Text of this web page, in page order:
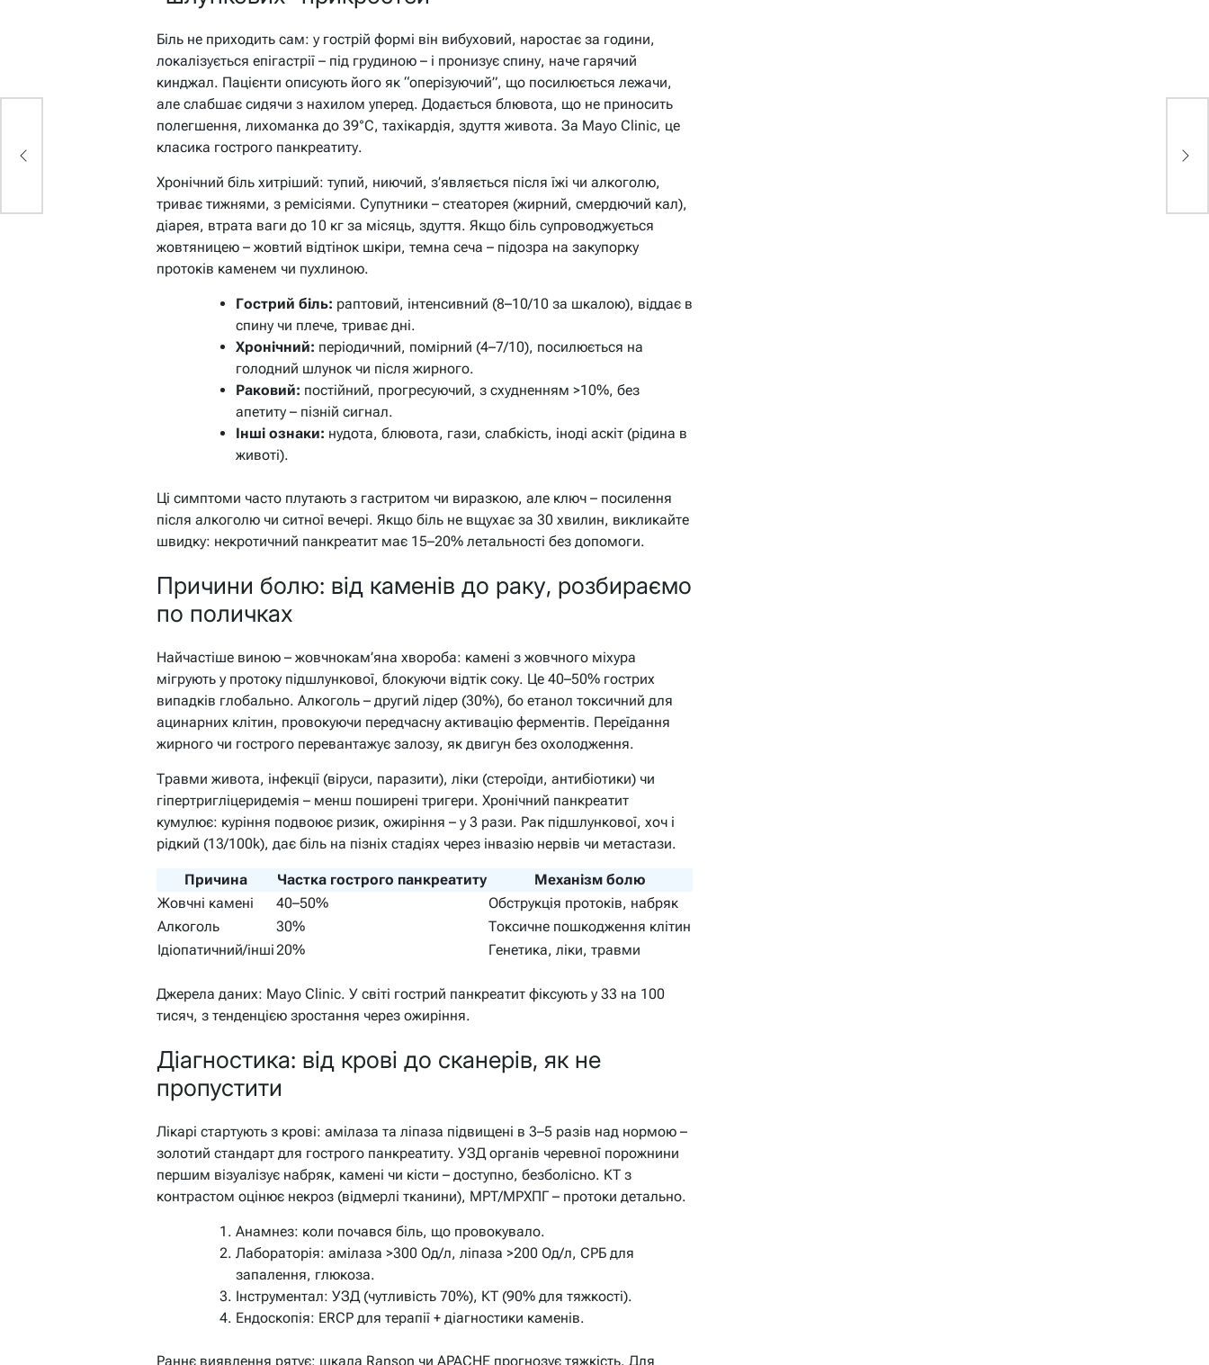
Біль не приходить сам: у гострій формі він вибуховий, наростає за години,
локалізується епігастрії – під грудиною – і пронизує спину, наче гарячий
кинджал. Пацієнти описують його як “оперізуючий”, що посилюється лежачи,
але слабшає сидячи з нахилом уперед. Додається блювота, що не приносить
полегшення, лихоманка до 39°C, тахікардія, здуття живота. За Mayo Clinic, це
класика гострого панкреатиту.
Хронічний біль хитріший: тупий, ниючий, з’являється після їжі чи алкоголю,
триває тижнями, з ремісіями. Супутники – стеаторея (жирний, смердючий кал),
діарея, втрата ваги до 10 кг за місяць, здуття. Якщо біль супроводжується
жовтяницею – жовтий відтінок шкіри, темна сеча – підозра на закупорку
протоків каменем чи пухлиною.
Гострий біль: раптовий, інтенсивний (8–10/10 за шкалою), віддає в
спину чи плече, триває дні.
Хронічний: періодичний, помірний (4–7/10), посилюється на
голодний шлунок чи після жирного.
Раковий: постійний, прогресуючий, з схудненням >10%, без
апетиту – пізній сигнал.
Інші ознаки: нудота, блювота, гази, слабкість, іноді аскіт (рідина в
животі).
Ці симптоми часто плутають з гастритом чи виразкою, але ключ – посилення
після алкоголю чи ситної вечері. Якщо біль не вщухає за 30 хвилин, викликайте
швидку: некротичний панкреатит має 15–20% летальності без допомоги.
Причини болю: від каменів до раку, розбираємо
по поличках
Найчастіше виною – жовчнокам’яна хвороба: камені з жовчного міхура
мігрують у протоку підшлункової, блокуючи відтік соку. Це 40–50% гострих
випадків глобально. Алкоголь – другий лідер (30%), бо етанол токсичний для
ацинарних клітин, провокуючи передчасну активацію ферментів. Переїдання
жирного чи гострого перевантажує залозу, як двигун без охолодження.
Травми живота, інфекції (віруси, паразити), ліки (стероїди, антибіотики) чи
гіпертригліцеридемія – менш поширені тригери. Хронічний панкреатит
кумулює: куріння подвоює ризик, ожиріння – у 3 рази. Рак підшлункової, хоч і
рідкий (13/100k), дає біль на пізніх стадіях через інвазію нервів чи метастази.
Причина Частка гострого панкреатиту
Механізм болю
Жовчні камені
40–50%
Обструкція протоків, набряк
Алкоголь
30%
Токсичне пошкодження клітин
Ідіопатичний/інші20% Генетика, ліки, травми
Джерела даних: Mayo Clinic. У світі гострий панкреатит фіксують у 33 на 100
тисяч, з тенденцією зростання через ожиріння.
Діагностика: від крові до сканерів, як не
пропустити
Лікарі стартують з крові: амілаза та ліпаза підвищені в 3–5 разів над нормою –
золотий стандарт для гострого панкреатиту. УЗД органів черевної порожнини
першим візуалізує набряк, камені чи кісти – доступно, безболісно. КТ з
контрастом оцінює некроз (відмерлі тканини), МРТ/МРХПГ – протоки детально.
Анамнез: коли почався біль, що провокувало.
Лабораторія: амілаза >300 Од/л, ліпаза >200 Од/л, СРБ для
запалення, глюкоза.
Інструментал: УЗД (чутливість 70%), КТ (90% для тяжкості).
Ендоскопія: ERCP для терапії + діагностики каменів.
Раннє виявлення рятує: шкала Ranson чи APACHE прогнозує тяжкість. Для